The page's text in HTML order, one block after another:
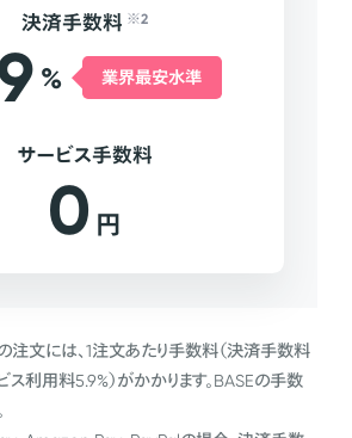
決済手数料 ※2
% 業界最安水準
サービス手数料
0 円
注文には、1注文あたり手数料（決済手数料
利用料5.9%）がかかります。BASEの手数